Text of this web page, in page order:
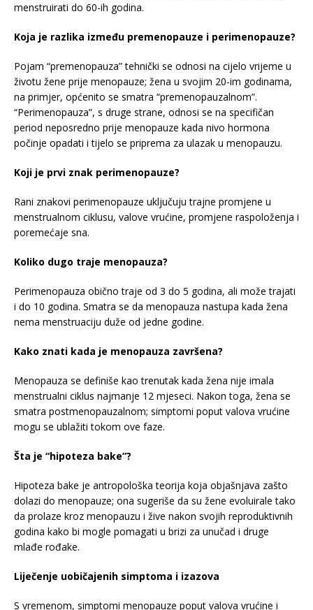
menstruirati do 60-ih godina.
Koja je razlika između premenopauze i perimenopauze?
Pojam “premenopauza” tehnički se odnosi na cijelo vrijeme u
životu žene prije menopauze; žena u svojim 20-im godinama,
na primjer, općenito se smatra “premenopauzalnom”.
“Perimenopauza”, s druge strane, odnosi se na specifičan
period neposredno prije menopauze kada nivo hormona
počinje opadati i tijelo se priprema za ulazak u menopauzu.
Koji je prvi znak perimenopauze?
Rani znakovi perimenopauze uključuju trajne promjene u
menstrualnom ciklusu, valove vrućine, promjene raspoloženja i
poremećaje sna.
Koliko dugo traje menopauza?
Perimenopauza obično traje od 3 do 5 godina, ali može trajati
i do 10 godina. Smatra se da menopauza nastupa kada žena
nema menstruaciju duže od jedne godine.
Kako znati kada je menopauza završena?
Menopauza se definiše kao trenutak kada žena nije imala
menstrualni ciklus najmanje 12 mjeseci. Nakon toga, žena se
smatra postmenopauzalnom; simptomi poput valova vrućine
mogu se ublažiti tokom ove faze.
Šta je “hipoteza bake”?
Hipoteza bake je antropološka teorija koja objašnjava zašto
dolazi do menopauze; ona sugeriše da su žene evoluirale tako
da prolaze kroz menopauzu i žive nakon svojih reproduktivnih
godina kako bi mogle pomagati u brizi za unučad i druge
mlađe rođake.
Liječenje uobičajenih simptoma i izazova
S vremenom, simptomi menopauze poput valova vrućine i